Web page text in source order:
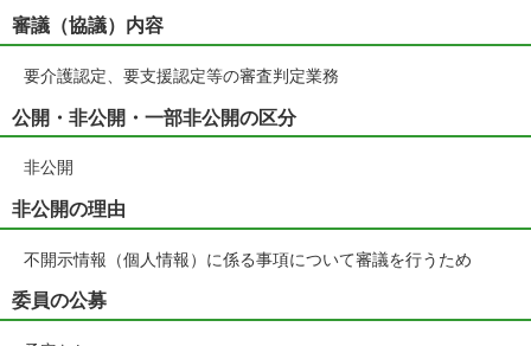
審議（協議）内容
要介護認定、要支援認定等の審査判定業務
公開・非公開・一部非公開の区分
非公開
非公開の理由
不開示情報（個人情報）に係る事項について審議を行うため
委員の公募